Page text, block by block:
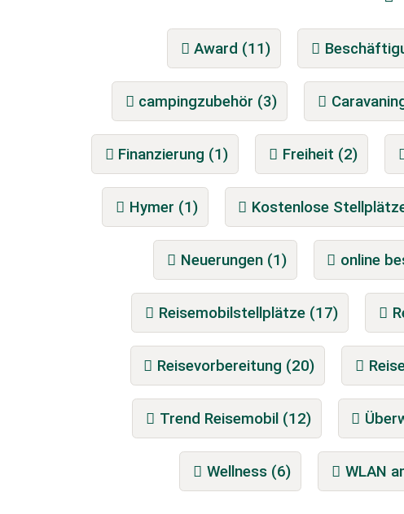
Award (11)
campingzubehör (3)
Finanzierung (1) Freiheit (2)
Hymer (1) Kostenlose
Neuerungen (1) online
Reisemobilstellplätze (17)
Reisevorbereitung (20)
Trend Reisemobil (12)
Wellness (6) WLAN